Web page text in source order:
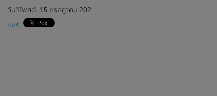
วันที่โพสต์: 15 กรกฎาคม 2021
แชร์